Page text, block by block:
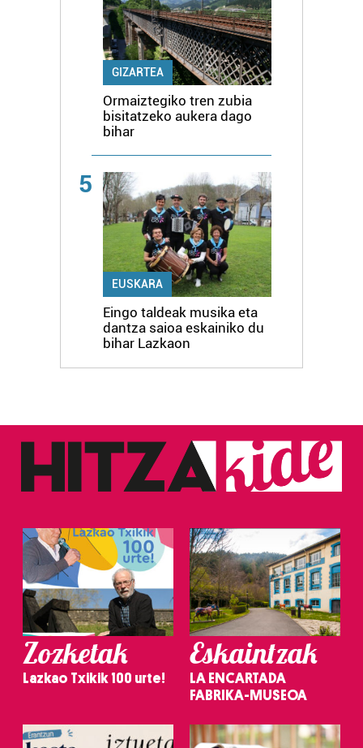
GIZARTEA
Ormaiztegiko tren zubia
bisitatzeko aukera dago
bihar
5
EUSKARA
Eingo taldeak musika eta
dantza saioa eskainiko du
bihar Lazkaon
Zozketak
Lazkao Txikik 100 urte!
Eskaintzak
LA ENCARTADA
FABRIKA-MUSEOA